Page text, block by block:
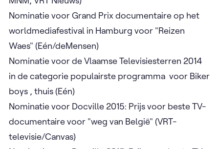
Nominatie voor Grand Prix documentaire op het
worldmediafestival in Hamburg voor "Reizen
Waes" (Eén/deMensen)
Nominatie voor de Vlaamse Televisiesterren 2014
in de categorie populairste programma voor Biker
boys , thuis (Eén)
Nominatie voor Docville 2015: Prijs voor beste TV-
documentaire voor "weg van België" (VRT-
televisie/Canvas)